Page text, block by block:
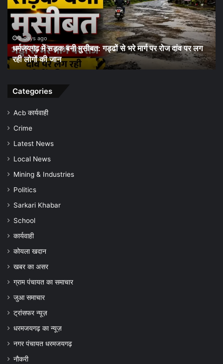
पर लग
स्वास्थ्य
विभाग
ने
शुरू
किया
जन-
जागरूकता
समय
जांच
की
धरमजयगढ़ में मलेरिया अलर्ट: स्वास्थ्य विभाग ने शुरू किया जन-
जागरूकता अभियान, समय पर जांच और बचाव की अपील
Categories
Acb कार्यवाही
Crime
Latest News
Local News
Mining & Industries
Politics
Sarkari Khabar
School
कार्यवाही
कोयला खदान
खबर का असर
ग्राम पंचायत का समाचार
जुआ समाचार
ट्रांसफर न्यूज़
धरमजयगढ़ का न्यूज़
नगर पंचायत धरमजयगढ़
नौकरी